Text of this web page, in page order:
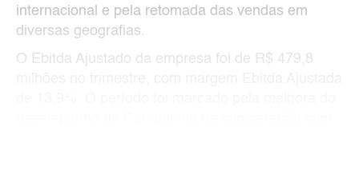
internacional e pela retomada das vendas em
diversas geografias.
O Ebitda Ajustado da empresa foi de R$ 479,8